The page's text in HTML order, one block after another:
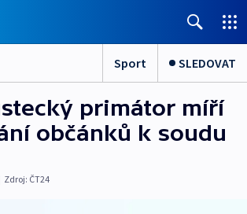
Sport SLEDOVAT
primátor míří
občánků k soudu
Zdroj: ČT24